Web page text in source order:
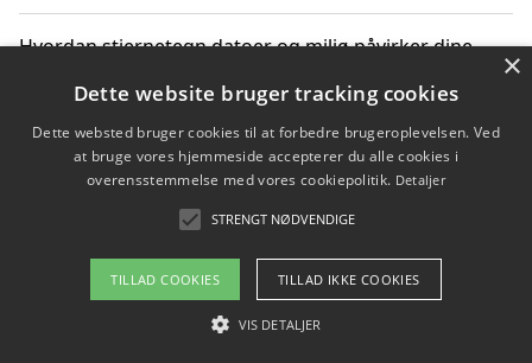
Hvordan stjernetegn datoer og miljø påvirker dine
Bæredygtige gadgets til en grønnere hverdag
Om / kontakt
Blog Betingelser
×
Dette website bruger tracking cookies
Dette websted bruger cookies til at forbedre brugeroplevelsen. Ved
at bruge vores hjemmeside accepterer du alle cookies i
overensstemmelse med vores cookiepolitik. Detaljer
STRENGT NØDVENDIGE
TILLAD COOKIES TILLAD IKKE COOKIES
VIS DETALJER